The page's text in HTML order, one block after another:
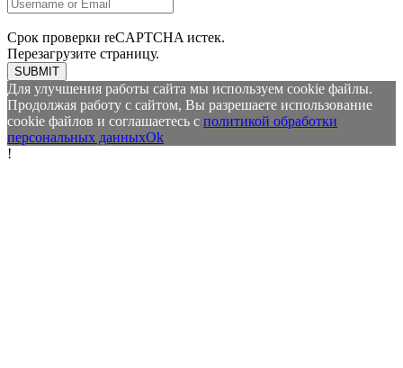
Срок проверки reCAPTCHA истек.
Перезагрузите страницу.
SUBMIT
Для улучшения работы сайта мы используем cookie файлы.
Продолжая работу с сайтом, Вы разрешаете использование
cookie файлов и соглашаетесь с политикой обработки
персональных данныхOk
!